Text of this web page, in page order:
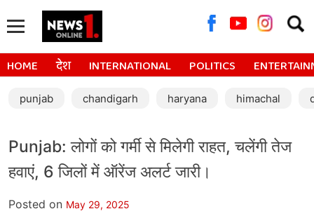
for:
HOME देश INTERNATIONAL POLITICS
punjab chandigarh haryana himachal
Punjab: लोगों को गर्मी से मिलेगी राहत, चलेंगी तेज
हवाएं, 6 जिलों में ऑरेंज अलर्ट जारी।
Posted on May 29, 2025